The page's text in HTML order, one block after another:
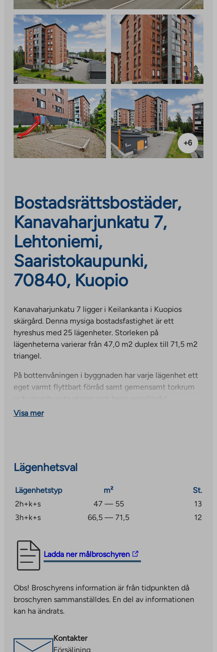
+6
Bostadsrättsbostäder,
Kanavaharjunkatu 7,
Lehtoniemi,
Saaristokaupunki,
70840, Kuopio
Kanavaharjunkatu 7 ligger i Keilankanta i Kuopios
skärgård. Denna mysiga bostadsfastighet är ett
hyreshus med 25 lägenheter. Storleken på
lägenheterna varierar från 47,0 m2 duplex till 71,5 m2
triangel.
På bottenvåningen i byggnaden har varje lägenhet ett
eget varmt flyttbart förråd samt gemensamt torkrum
Inom gångavstånd finns en närbutik, ett daghem och
Visa mer
Lägenhetsval
Lägenhetstyp m²
St.
2h+k+s
47 — 55
13
3h+k+s
66,5 — 71,5 12
Ladda ner målbroschyren
The
link
you
to
an
site.
Link
Obs! Broschyrens information är från tidpunkten då
broschyren sammanställdes. En del av informationen
kan ha ändrats.
Kontakter
Försäljning